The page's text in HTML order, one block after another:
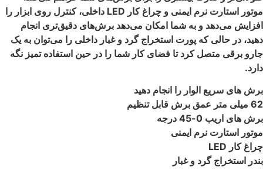
موتور استارت نرم ایمنی و چراغ کار LED داخلی، کنترل روی ابزار را
افزایش می‌دهد و به شما امکان می‌دهد برش‌های دقیق‌تری انجام
دهید، در حالی که پورت استخراج گرد و غبار داخلی را می‌توان به یک
جارو برقی متصل کرد تا فضای کار شما را در حین استفاده تمیز نگه
دارد.
برش های سریع الوار را انجام دهید
62 میلی متر عمق برش قابل تنظیم
برش های اریب 0-45 درجه
موتور استارت نرم ایمنی
چراغ کار LED
بندر استخراج گرد و غبار